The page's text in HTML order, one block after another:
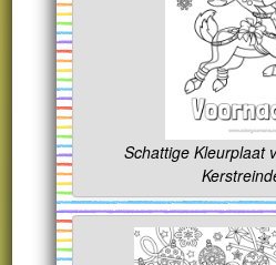
Schattige Kleurplaat